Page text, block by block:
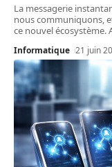
La messagerie
nous communiquons,
ce nouvel écosystème.
Informatique 21 juin